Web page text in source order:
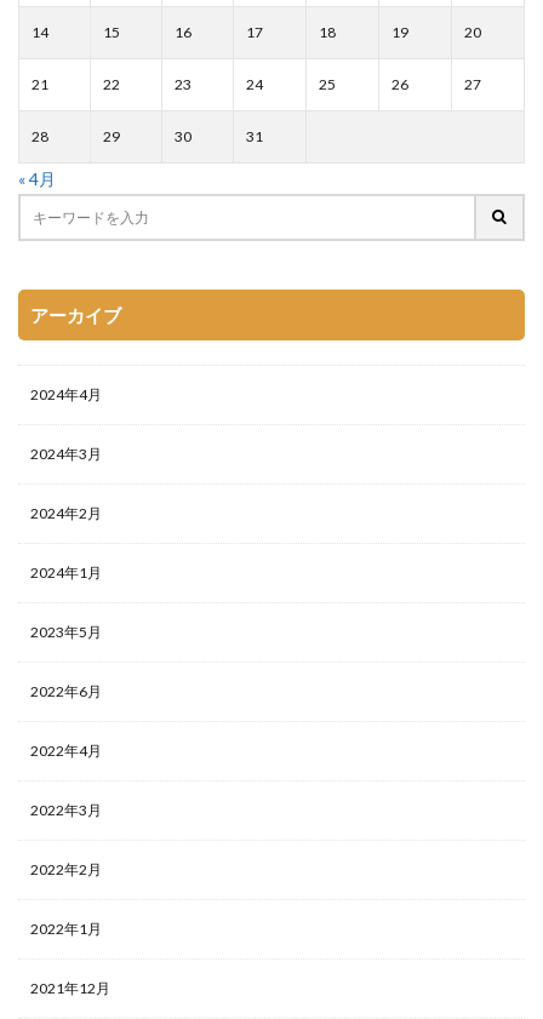
14 15 16 17 18 19 20
21 22 23 24 25 26 27
28 29 30 31
« 4月
アーカイブ
2024年4月
2024年3月
2024年2月
2024年1月
2023年5月
2022年6月
2022年4月
2022年3月
2022年2月
2022年1月
2021年12月